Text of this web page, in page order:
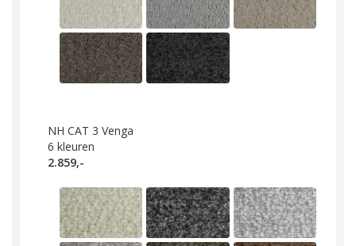
NH CAT 3 Venga
6 kleuren
2.859,-